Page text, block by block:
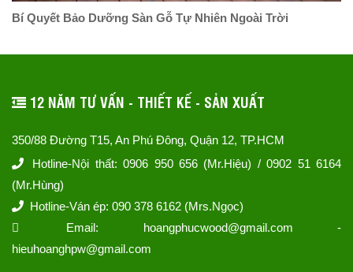
Bí Quyết Bảo Dưỡng Sàn Gỗ Tự Nhiên Ngoài Trời
12 NĂM TƯ VẤN - THIẾT KẾ - SẢN XUẤT
350/88 Đường T15, An Phú Đông, Quận 12, TP.HCM
Hotline-Nội thất: 0906 950 656 (Mr.Hiệu) / 0902 51 6164
(Mr.Hùng)
Hotline-Ván ép: 090 378 6162 (Mrs.Ngọc)
Email: hoangphucwood@gmail.com -
hieuhoanghpw@gmail.com